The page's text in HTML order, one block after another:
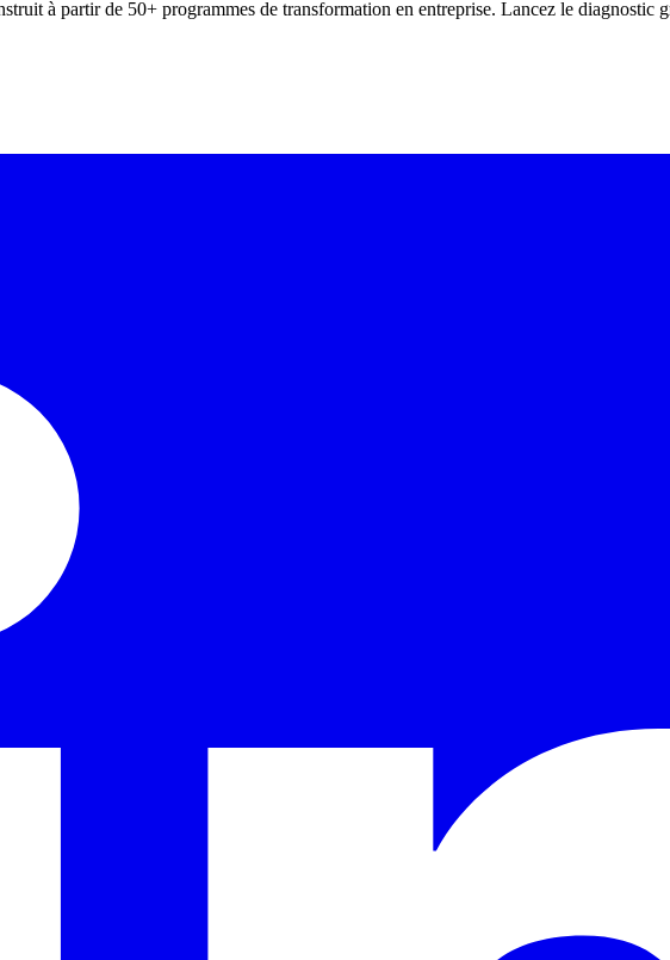
à partir de 50+ programmes de transformation en entreprise. Lancez le diagnostic